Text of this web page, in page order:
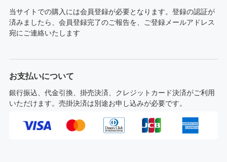
当サイトでの購入には会員登録が必要となります。登録の認証が
済みましたら、会員登録完了のご報告を、ご登録メールアドレス
宛にご連絡いたします
お支払いについて
銀行振込、代金引換、掛売決済、クレジットカード決済がご利用
いただけます。売掛決済は別途お申し込みが必要です。